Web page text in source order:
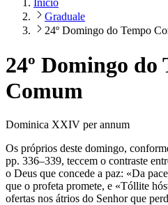
Início
Graduale
24º Domingo do Tempo
24º Domingo do
Comum
Dominica XXIV per annum
Os próprios deste domingo,
pp. 336–339, teccem o contraste
o Deus que concede a paz: «Da
que o profeta promete, e «Tóllite
ofertas nos átrios do Senhor que